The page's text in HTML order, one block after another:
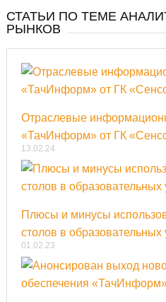
СТАТЬИ ПО ТЕМЕ
РЫНКОВ
Отраслевые
«ТачИнформ» от ГК
13.02.24
Плюсы и минусы
столов в
01.02.23